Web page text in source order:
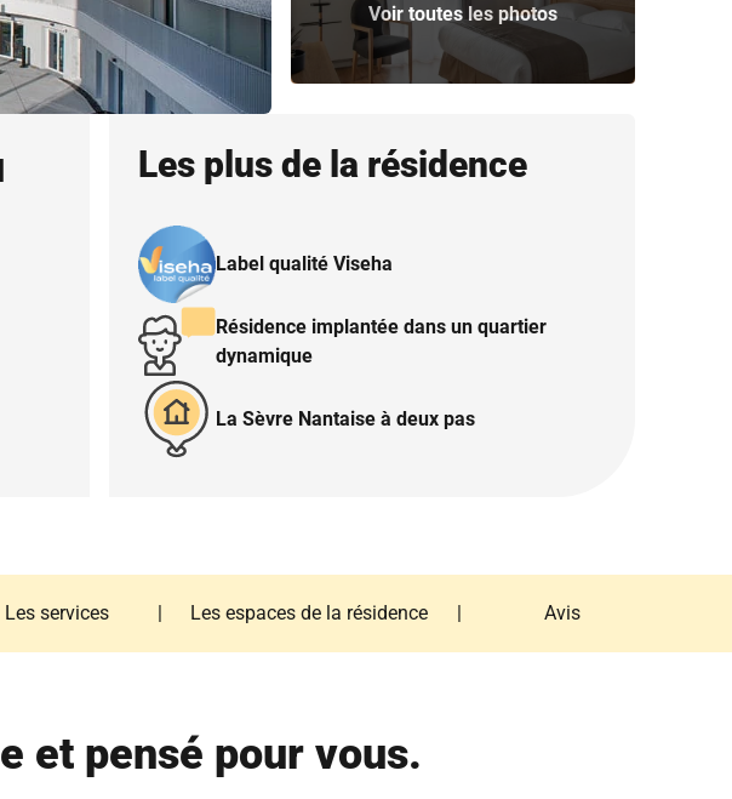
Voir toutes les photos
Les plus de la résidence
Label qualité Viseha
Résidence implantée dans un quartier
dynamique
La Sèvre Nantaise à deux pas
Les services
|
Les espaces de la résidence
|
Avis
et pensé pour vous.